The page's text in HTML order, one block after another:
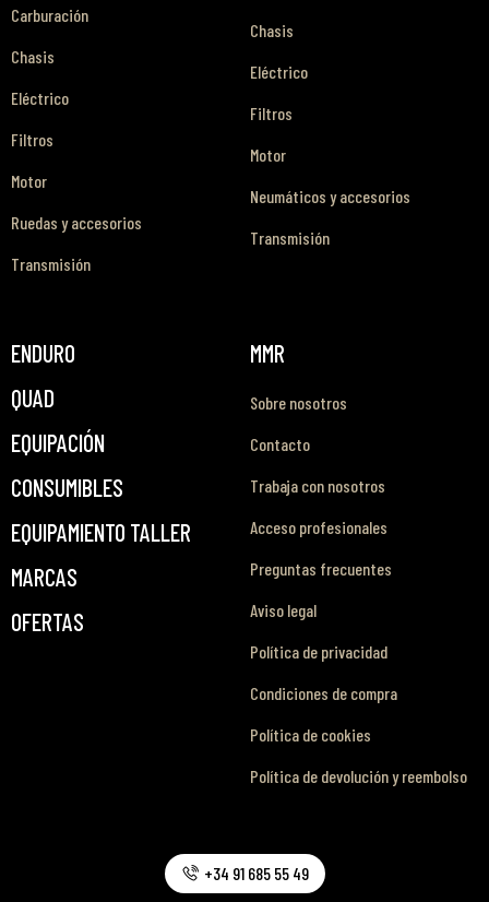
Carburación
Chasis
Eléctrico
Filtros
Motor
Ruedas y accesorios
Transmisión
Chasis
Eléctrico
Filtros
Motor
Neumáticos y accesorios
Transmisión
ENDURO
QUAD
EQUIPACIÓN
CONSUMIBLES
EQUIPAMIENTO TALLER
MARCAS
OFERTAS
MMR
Sobre nosotros
Contacto
Trabaja con nosotros
Acceso profesionales
Preguntas frecuentes
Aviso legal
Política de privacidad
Condiciones de compra
Política de cookies
Política de devolución y reembolso
+34 91 685 55 49